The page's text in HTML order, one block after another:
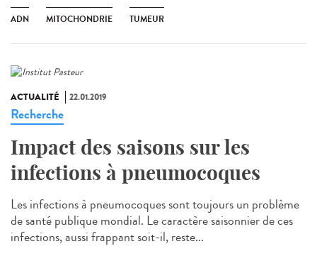
ADN MITOCHONDRIE TUMEUR
ACTUALITÉ 22.01.2019
Recherche
Impact des saisons sur les
infections à pneumocoques
Les infections à pneumocoques sont toujours un problème
de santé publique mondial. Le caractère saisonnier de ces
infections, aussi frappant soit-il, reste...